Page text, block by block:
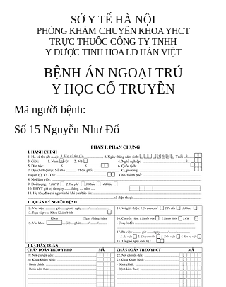
SỞ Y TẾ HÀ NỘI
PHÒNG KHÁM CHUYÊN KHOA YHCT
TRỰC THUỘC CÔNG TY TNHH
Y DƯỢC TINH HOA LD HÀN VIỆT
BỆNH ÁN NGOẠI TRÚ
Y HỌC CỔ TRUYỀN
Mã người bệnh:
Số 15 Nguyễn Như Đổ
1. Họ và tên (In
hoa):
1 9 9 5
8
8
X
X